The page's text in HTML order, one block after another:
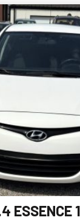
ESSENCE